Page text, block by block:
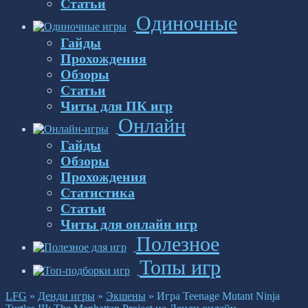
Статьи
Одиночные
Гайды
Прохождения
Обзоры
Статьи
Читы для ПК игр
Онлайн
Гайды
Обзоры
Прохождения
Статистика
Статьи
Читы для онлайн игр
Полезное
Топы игр
LFG » Денди игры » Экшены » Игра Teenage Mutant Ninja